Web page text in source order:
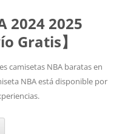
2024 2025
Gratis】
camisetas NBA baratas en
NBA está disponible por